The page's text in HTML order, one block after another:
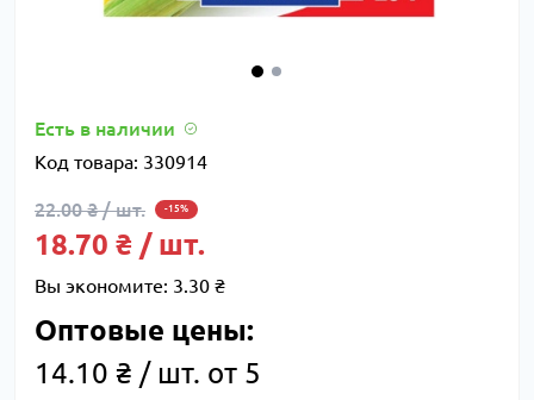
Есть в наличии
Код товара: 330914
22.00 ₴ / шт. -15%
18.70 ₴ / шт.
Вы экономите: 3.30 ₴
Оптовые цены:
14.10 ₴ / шт. от 5